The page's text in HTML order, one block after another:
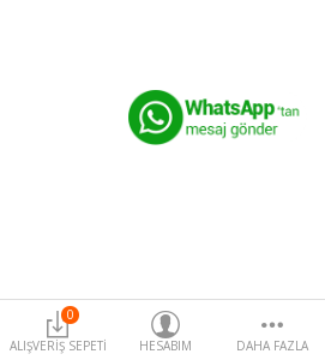
0
ALIŞVERIŞ SEPETI
HESABIM DAHA FAZLA